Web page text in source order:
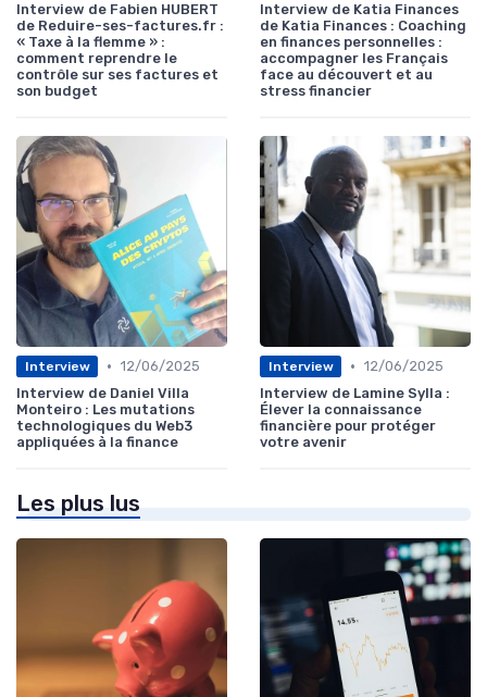
Interview de Fabien HUBERT
de Reduire-ses-factures.fr :
« Taxe à la flemme » :
comment reprendre le
contrôle sur ses factures et
son budget
Interview de Katia Finances
de Katia Finances : Coaching
en finances personnelles :
accompagner les Français
face au découvert et au
stress financier
Interview • 12/06/2025
Interview de Daniel Villa
Monteiro : Les mutations
technologiques du Web3
appliquées à la finance
Interview • 12/06/2025
Interview de Lamine Sylla :
Élever la connaissance
financière pour protéger
votre avenir
Les plus lus